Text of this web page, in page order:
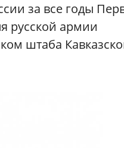
за все годы
русской армии
штаба